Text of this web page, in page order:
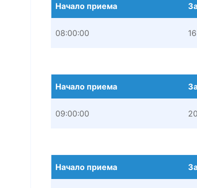
Начало приема
08:00:00
Начало приема
09:00:00
Начало приема